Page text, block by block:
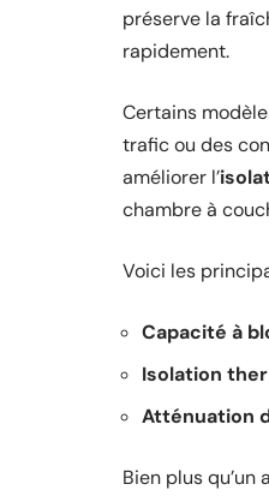
préserve la
rapidement.
Certains
trafic ou des
améliorer l’
chambre à
Voici les
Capacité à
Isolation
Atténuation
Bien plus